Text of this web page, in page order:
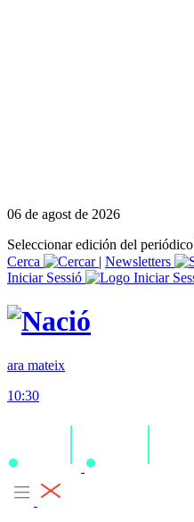
06 de agost de 2026
Seleccionar edición del periódico
Cerca
| Newsletters
Iniciar Sessió
ara mateix
10:30